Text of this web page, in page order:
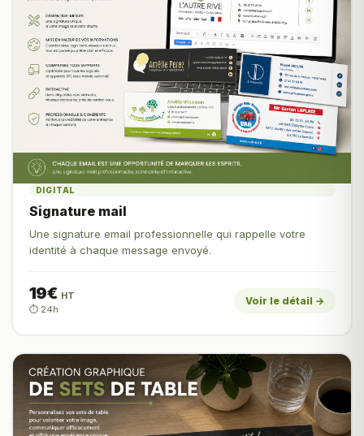
DIGITAL
Signature mail
Une signature email professionnelle qui rappelle votre
identité à chaque message envoyé.
19€ HT
⏱️ 24h
Voir le détail →